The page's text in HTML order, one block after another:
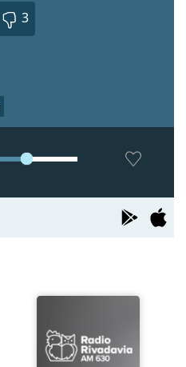
3